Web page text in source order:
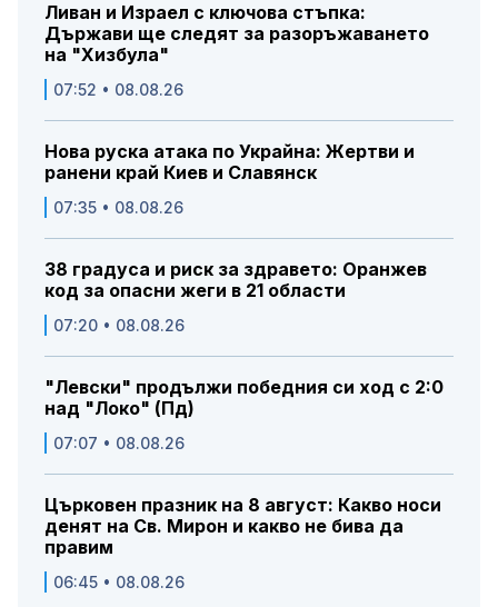
Ливан и Израел с ключова стъпка:
Държави ще следят за разоръжаването
на "Хизбула"
07:52 • 08.08.26
Нова руска атака по Украйна: Жертви и
ранени край Киев и Славянск
07:35 • 08.08.26
38 градуса и риск за здравето: Оранжев
код за опасни жеги в 21 области
07:20 • 08.08.26
"Левски" продължи победния си ход с 2:0
над "Локо" (Пд)
07:07 • 08.08.26
Църковен празник на 8 август: Какво носи
денят на Св. Мирон и какво не бива да
правим
06:45 • 08.08.26